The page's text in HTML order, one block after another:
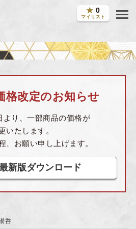
★ 0
マイリスト
格改定のお知らせ
より、一部商品の価格が
いたします。
、お願い申し上げます。
新版ダウンロード
呑